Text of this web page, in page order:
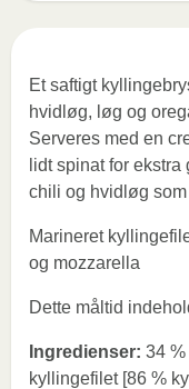
Et saftigt
hvidløg, løg og
Serveres med en
lidt spinat for
chili og hvidløg
Marineret
og mozzarella
Dette måltid
Ingredienser: 34
kyllingefilet [86 %